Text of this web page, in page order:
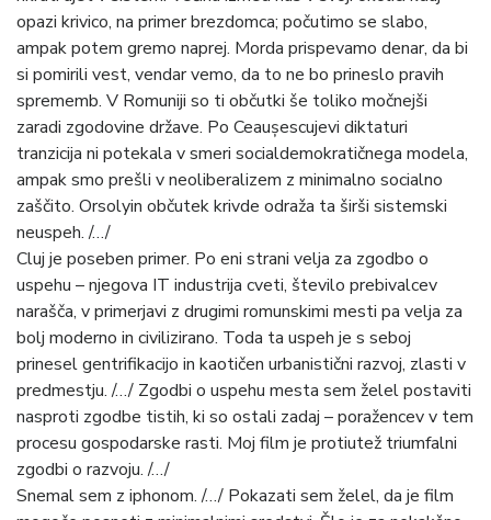
opazi krivico, na primer brezdomca; počutimo se slabo,
ampak potem gremo naprej. Morda prispevamo denar, da bi
si pomirili vest, vendar vemo, da to ne bo prineslo pravih
sprememb. V Romuniji so ti občutki še toliko močnejši
zaradi zgodovine države. Po Ceaușescujevi diktaturi
tranzicija ni potekala v smeri socialdemokratičnega modela,
ampak smo prešli v neoliberalizem z minimalno socialno
zaščito. Orsolyin občutek krivde odraža ta širši sistemski
neuspeh. /…/
Cluj je poseben primer. Po eni strani velja za zgodbo o
uspehu – njegova IT industrija cveti, število prebivalcev
narašča, v primerjavi z drugimi romunskimi mesti pa velja za
bolj moderno in civilizirano. Toda ta uspeh je s seboj
prinesel gentrifikacijo in kaotičen urbanistični razvoj, zlasti v
predmestju. /…/ Zgodbi o uspehu mesta sem želel postaviti
nasproti zgodbe tistih, ki so ostali zadaj – poražencev v tem
procesu gospodarske rasti. Moj film je protiutež triumfalni
zgodbi o razvoju. /…/
Snemal sem z iphonom. /…/ Pokazati sem želel, da je film